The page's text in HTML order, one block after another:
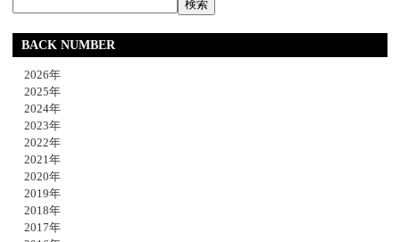
BACK NUMBER
2026年
2025年
2024年
2023年
2022年
2021年
2020年
2019年
2018年
2017年